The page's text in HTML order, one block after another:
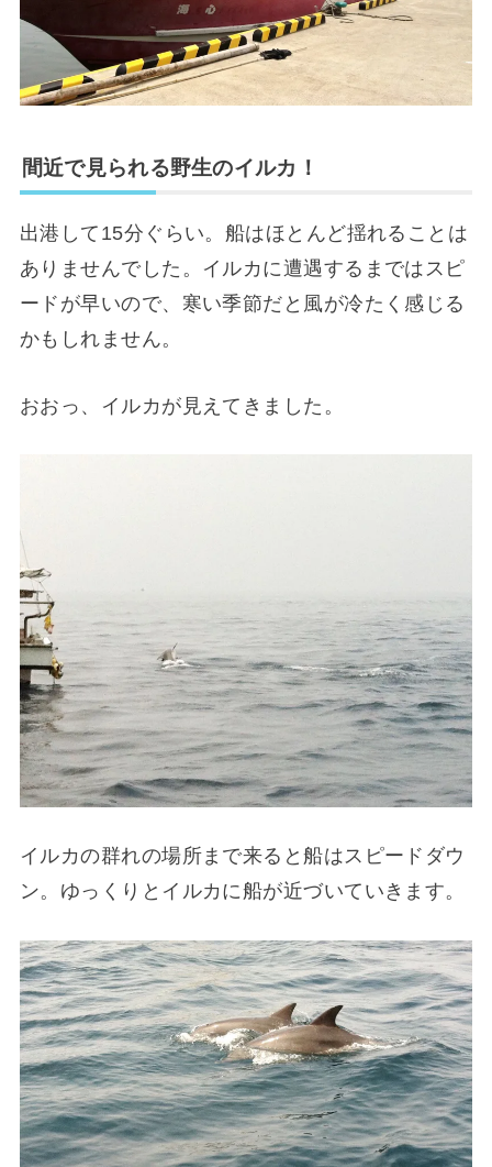
間近で見られる野生のイルカ！
出港して15分ぐらい。船はほとんど揺れることは
ありませんでした。イルカに遭遇するまではスピ
ードが早いので、寒い季節だと風が冷たく感じる
かもしれません。
おおっ、イルカが見えてきました。
イルカの群れの場所まで来ると船はスピードダウ
ン。ゆっくりとイルカに船が近づいていきます。